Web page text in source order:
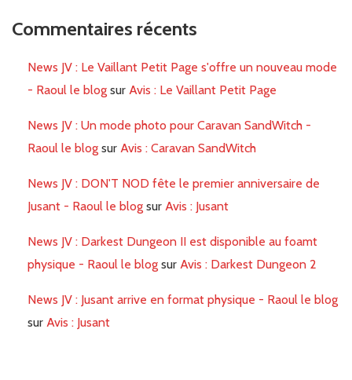
Commentaires récents
News JV : Le Vaillant Petit Page s'offre un nouveau mode
- Raoul le blog sur Avis : Le Vaillant Petit Page
News JV : Un mode photo pour Caravan SandWitch -
Raoul le blog sur Avis : Caravan SandWitch
News JV : DON'T NOD fête le premier anniversaire de
Jusant - Raoul le blog sur Avis : Jusant
News JV : Darkest Dungeon II est disponible au foamt
physique - Raoul le blog sur Avis : Darkest Dungeon 2
News JV : Jusant arrive en format physique - Raoul le blog
sur Avis : Jusant